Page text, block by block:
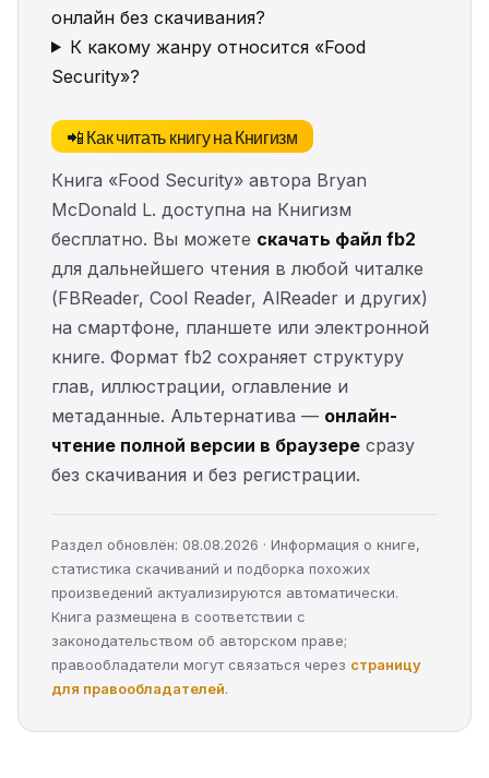
онлайн без скачивания?
К какому жанру относится «Food
Security»?
📲 Как читать книгу на Книгизм
Книга «Food Security» автора Bryan
McDonald L. доступна на Книгизм
бесплатно. Вы можете скачать файл fb2
для дальнейшего чтения в любой читалке
(FBReader, Cool Reader, AlReader и других)
на смартфоне, планшете или электронной
книге. Формат fb2 сохраняет структуру
глав, иллюстрации, оглавление и
метаданные. Альтернатива — онлайн-
чтение полной версии в браузере сразу
без скачивания и без регистрации.
Раздел обновлён: 08.08.2026 · Информация о книге,
статистика скачиваний и подборка похожих
произведений актуализируются автоматически.
Книга размещена в соответствии с
законодательством об авторском праве;
правообладатели могут связаться через страницу
для правообладателей.